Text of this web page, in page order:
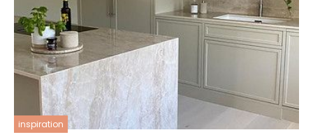
inspiration